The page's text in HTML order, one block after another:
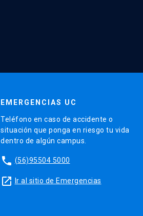
EMERGENCIAS UC
Teléfono en caso de accidente o
situación que ponga en riesgo tu vida
dentro de algún campus.
phone (56)95504 5000
launch Ir al sitio de Emergencias